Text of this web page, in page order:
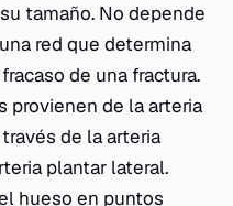
tamaño. No depende
red que determina
de una fractura.
provienen de la arteria
de la arteria
plantar lateral.
hueso en puntos